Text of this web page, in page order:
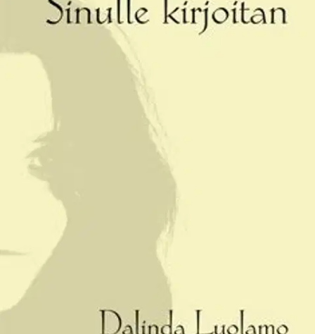
Ei saatavilla
Tuotekuvaus
Sinulle kirjoitan Tunteita, lämpöä rakkauden, läpi tuskaisten
kyynelten. Kirjani runoissa kuvaan omia tunteitani; pettymystä,
pelkoa, iloa, välittämisen tunnetta, rakkautta, paljon tuskaisia
kyyneleitä. Kirjan sisältö koostuu jokaisesta eletystä päivästäni. Olen
kirjoittanut runoja jo monia vuosia, mutta nyt tuli tunne saada runot
kansiin. Vaikka vain omaksi ilokseni. Olen nuori kirjailijan alku
pohjoisesta. Runojeni kokoaminen kirjaksi merkitsee minulle paljon.
Läheisteni tuki ja kannustaminen tätä tehdessä oli merkittävä osa
elämäni eri vaiheisiin. Toivon, että runoni antavat sinulle jotain
ajattelemisen arvoista. Dalinda Luolamo
Näytä lisää
Ominaisuudet